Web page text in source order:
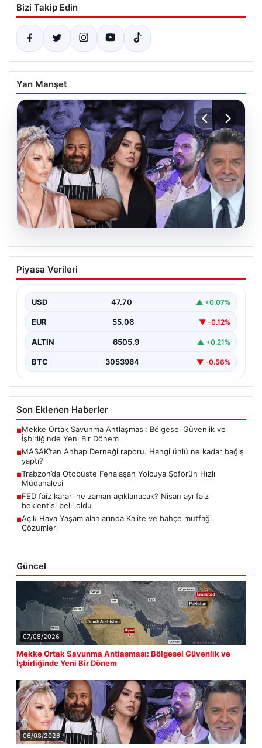
Bizi Takip Edin
Yan Manşet
06.08.2026
MASAK’tan Ahbap Derneği raporu.
Hangi ünlü ne kadar bağış yaptı?
Bağışları ve Paranın Akibeti", "content": "Son dönemde
kamuoyunun…
Piyasa Verileri
USD 47.70 ▲ +0.07%
EUR 55.06 ▼ -0.12%
ALTIN 6505.9 ▲ +0.21%
BTC 3053964 ▼ -0.56%
Son Eklenen Haberler
■Mekke Ortak Savunma Antlaşması: Bölgesel Güvenlik ve
İşbirliğinde Yeni Bir Dönem
■MASAK’tan Ahbap Derneği raporu. Hangi ünlü ne kadar bağış
yaptı?
■Trabzon’da Otobüste Fenalaşan Yolcuya Şoförün Hızlı
Müdahalesi
■FED faiz kararı ne zaman açıklanacak? Nisan ayı faiz
beklentisi belli oldu
■Açık Hava Yaşam alanlarında Kalite ve bahçe mutfağı
Çözümleri
Güncel
07/08/2026
Mekke Ortak Savunma Antlaşması: Bölgesel Güvenlik ve
İşbirliğinde Yeni Bir Dönem
06/08/2026